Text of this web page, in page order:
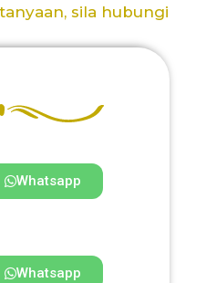
sila hubungi
Whatsapp
Whatsapp